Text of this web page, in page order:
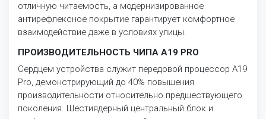
отличную читаемость, а модернизированное
антирефлексное покрытие гарантирует комфортное
взаимодействие даже в условиях улицы.
ПРОИЗВОДИТЕЛЬНОСТЬ ЧИПА A19 PRO
Сердцем устройства служит передовой процессор A19
Pro, демонстрирующий до 40% повышения
производительности относительно предшествующего
поколения. Шестиядерный центральный блок и